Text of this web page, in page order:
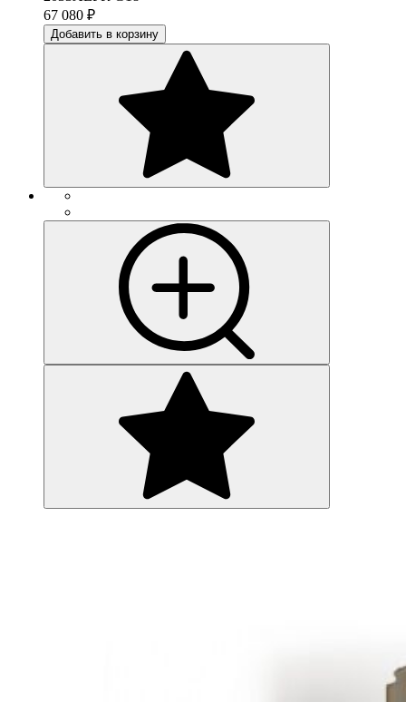
67 080 ₽
Добавить в корзину